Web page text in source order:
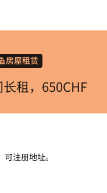
房屋租赁
租，650CHF
注册地址。